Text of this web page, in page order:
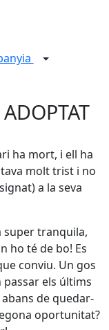
ha mort, i ell ha
molt trist i no
a la seva
super tranquila,
ho té de bo! Es
conviu. Un gos
els últims
de quedar-
oportunitat?